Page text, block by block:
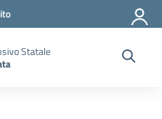
Statale